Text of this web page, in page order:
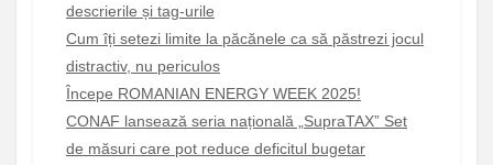
descrierile și tag-urile
Cum îți setezi limite la păcănele ca să păstrezi jocul
distractiv, nu periculos
Începe ROMANIAN ENERGY WEEK 2025!
CONAF lansează seria națională „SupraTAX” Set
de măsuri care pot reduce deficitul bugetar